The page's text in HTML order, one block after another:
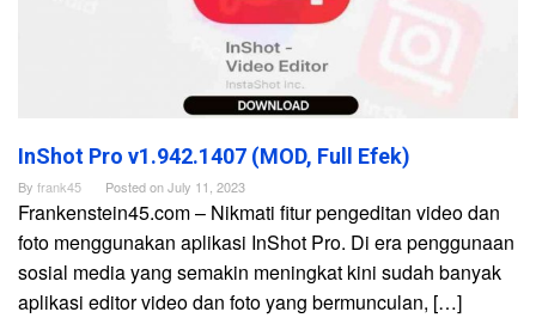
InShot Pro v1.942.1407 (MOD, Full Efek)
By frank45 Posted onJuly 11, 2023
Frankenstein45.com – Nikmati fitur pengeditan video dan
foto menggunakan aplikasi InShot Pro. Di era penggunaan
sosial media yang semakin meningkat kini sudah banyak
aplikasi editor video dan foto yang bermunculan, […]